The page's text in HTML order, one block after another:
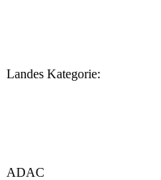
Landes Kategorie:
ADAC